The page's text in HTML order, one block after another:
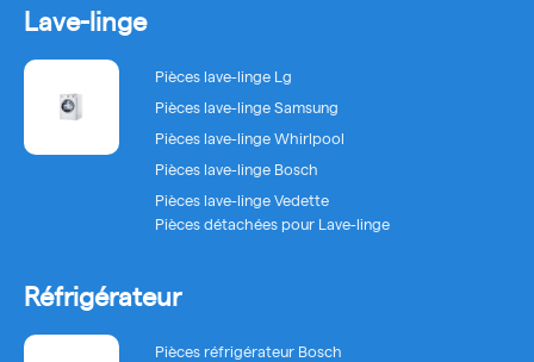
Lave-linge
Pièces lave-linge Lg
Pièces lave-linge Samsung
Pièces lave-linge Whirlpool
Pièces lave-linge Bosch
Pièces lave-linge Vedette
Pièces détachées pour Lave-linge
Réfrigérateur
Pièces réfrigérateur Bosch